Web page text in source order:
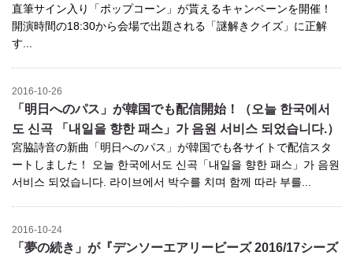
直筆サイン入り「ポップコーン」が貰えるキャンペーンを開催！
開演時間の18:30から会場で出題される「謎解きクイズ」に正解
す...
2016-10-26
「明日へのパス」が韓国でも配信開始！（오늘 한국에서
도 신곡 「내일을 향한 패스」가 음원 서비스 되었습니다.）
宮脇詩音の新曲「明日へのパス」が韓国でも各サイトで配信スタ
ートしました！ 오늘 한국에서도 신곡「내일을 향한 패스」가 음원
서비스 되었습니다. 라이브에서 박수를 치며 함께 따라 부를...
2016-10-24
「夢の続き」が『デンソーエアリービーズ 2016/17シーズ